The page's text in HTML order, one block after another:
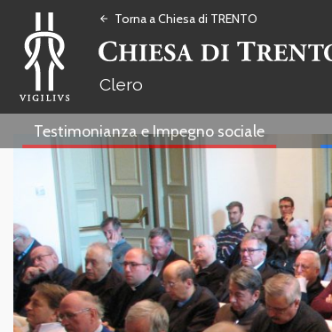
arrow_back Torna a Chiesa di TRENTO
Clero
Testimonianza e Impegno sociale